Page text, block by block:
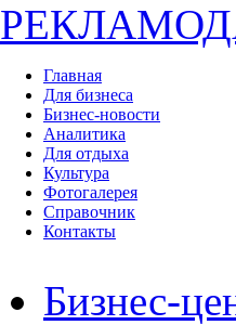
Главная
Для бизнеса
Бизнес-новости
Аналитика
Для отдыха
Культура
Фотогалерея
Справочник
Контакты
Бизнес-